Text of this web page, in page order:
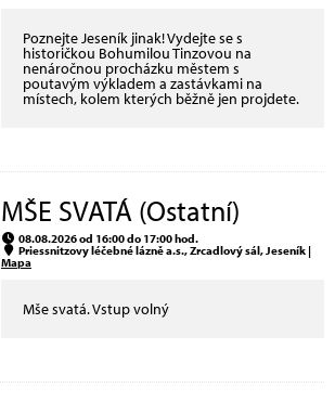
Poznejte Jeseník jinak! Vydejte se s
historičkou Bohumilou Tinzovou na
nenáročnou procházku městem s
poutavým výkladem a zastávkami na
místech, kolem kterých běžně jen projdete.
MŠE SVATÁ (Ostatní)
08.08.2026 od 16:00 do 17:00 hod.
Priessnitzovy léčebné lázně a.s., Zrcadlový sál, Jeseník |
Mapa
Mše svatá. Vstup volný